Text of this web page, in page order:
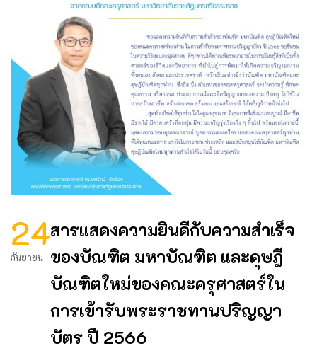
24
กันยายน
สารแสดงความยินดีกับความสำเร็จ
ของบัณฑิต มหาบัณฑิต และดุษฎี
บัณฑิตใหม่ของคณะครุศาสตร์ใน
การเข้ารับพระราชทานปริญญา
บัตร ปี 2566